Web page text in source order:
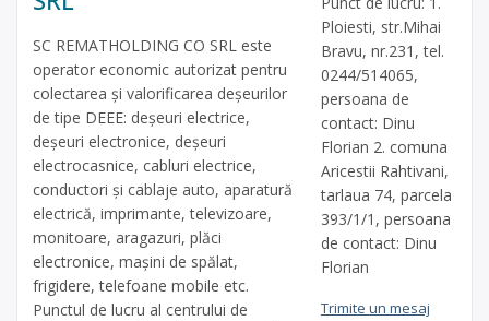
SC REMATHOLDING CO SRL este
operator economic autorizat pentru
colectarea și valorificarea deșeurilor
de tipe DEEE: deșeuri electrice,
deșeuri electronice, deșeuri
electrocasnice, cabluri electrice,
conductori și cablaje auto, aparatură
electrică, imprimante, televizoare,
monitoare, aragazuri, plăci
electronice, mașini de spălat,
frigidere, telefoane mobile etc.
Punctul de lucru al centrului de
Ploiesti, str.Mihai
Bravu, nr.231, tel.
0244/514065,
persoana de
contact: Dinu
Florian 2. comuna
Aricestii Rahtivani,
tarlaua 74, parcela
393/1/1, persoana
de contact: Dinu
Florian
Trimite un mesaj